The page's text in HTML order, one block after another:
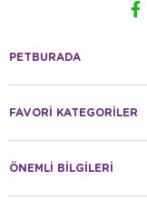
PETBURADA
FAVORİ KATEGORİLER
ÖNEMLİ BİLGİLERİ